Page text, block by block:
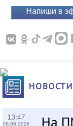
Напиши в
НОВОСТИ
13:47
06.06.2026
На